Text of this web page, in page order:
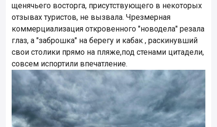
щенячьего восторга, присутствующего в некоторых
отзывах туристов, не вызвала. Чрезмерная
коммерциализация откровенного "новодела" резала
глаз, а "заброшка" на берегу и кабак , раскинувший
свои столики прямо на пляже,под стенами цитадели,
совсем испортили впечатление.